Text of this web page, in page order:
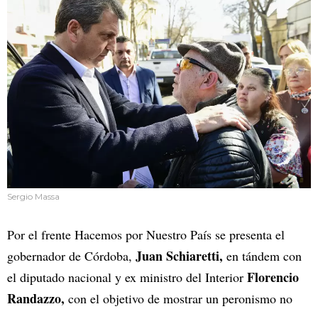
Sergio Massa
Por el frente Hacemos por Nuestro País se presenta el
gobernador de Córdoba, Juan Schiaretti, en tándem con
el diputado nacional y ex ministro del Interior Florencio
Randazzo, con el objetivo de mostrar un peronismo no